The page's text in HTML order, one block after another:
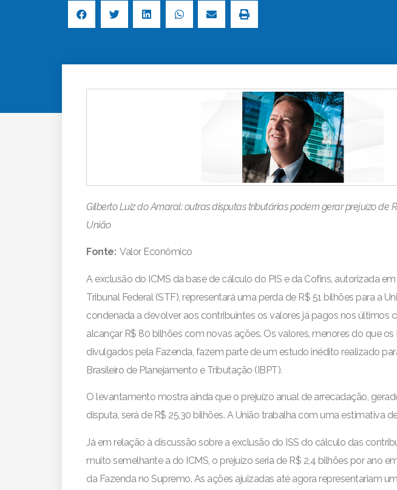
Gilberto Luiz do Amaral: outras disputas tributárias podem gerar prejuízo de
União
Fonte:Valor Econômico
A exclusão do ICMS da base de cálculo do PIS e da Cofins, autorizada
Tribunal Federal (STF), representará uma perda de R$ 51 bilhões para a
condenada a devolver aos contribuintes os valores já pagos nos últimos
alcançar R$ 80 bilhões com novas ações. Os valores, menores do que os
divulgados pela Fazenda, fazem parte de um estudo inédito realizado
Brasileiro de Planejamento e Tributação (IBPT).
O levantamento mostra ainda que o prejuízo anual de arrecadação,
disputa, será de R$ 25,30 bilhões. A União trabalha com uma estimativa
Já em relação à discussão sobre a exclusão do ISS do cálculo das
muito semelhante a do ICMS, o prejuízo seria de R$ 2,4 bilhões por ano
da Fazenda no Supremo. As ações ajuizadas até agora representariam